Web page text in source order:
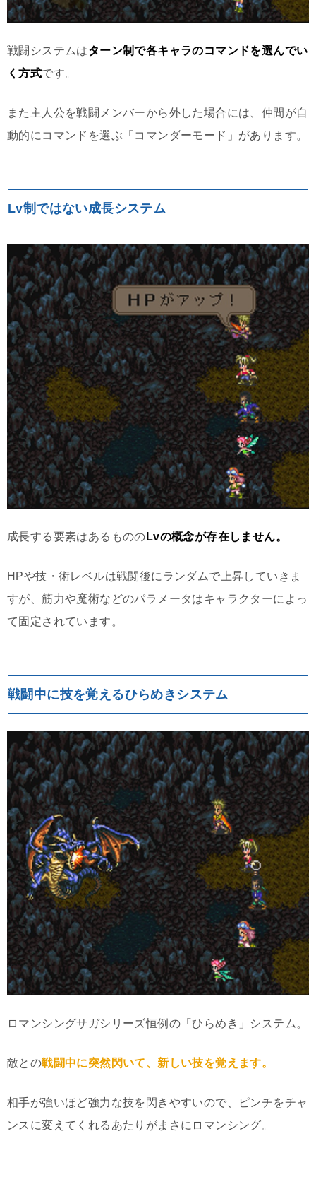
戦闘システムはターン制で各キャラのコマンドを選んでい
く方式です。
また主人公を戦闘メンバーから外した場合には、仲間が自
動的にコマンドを選ぶ「コマンダーモード」があります。
Lv制ではない成長システム
成長する要素はあるものの Lvの概念が存在しません。
HPや技・術レベルは戦闘後にランダムで上昇していきま
すが、筋力や魔術などのパラメータはキャラクターによっ
て固定されています。
戦闘中に技を覚えるひらめきシステム
ロマンシングサガシリーズ恒例の「ひらめき」システム。
敵との戦闘中に突然閃いて、新しい技を覚えます。
相手が強いほど強力な技を閃きやすいので、ピンチをチャ
ンスに変えてくれるあたりがまさにロマンシング。